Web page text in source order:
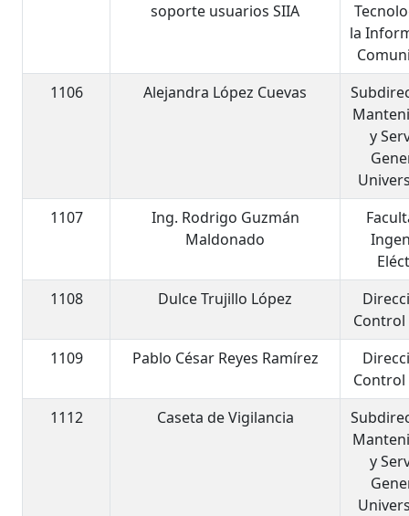
soporte usuarios SIIA
la
1106
Alejandra López Cuevas
y
1107
Ing. Rodrigo Guzmán
Maldonado
1108
Dulce Trujillo López
Control
1109
Pablo César Reyes Ramírez
Control
1112
Caseta de Vigilancia
y